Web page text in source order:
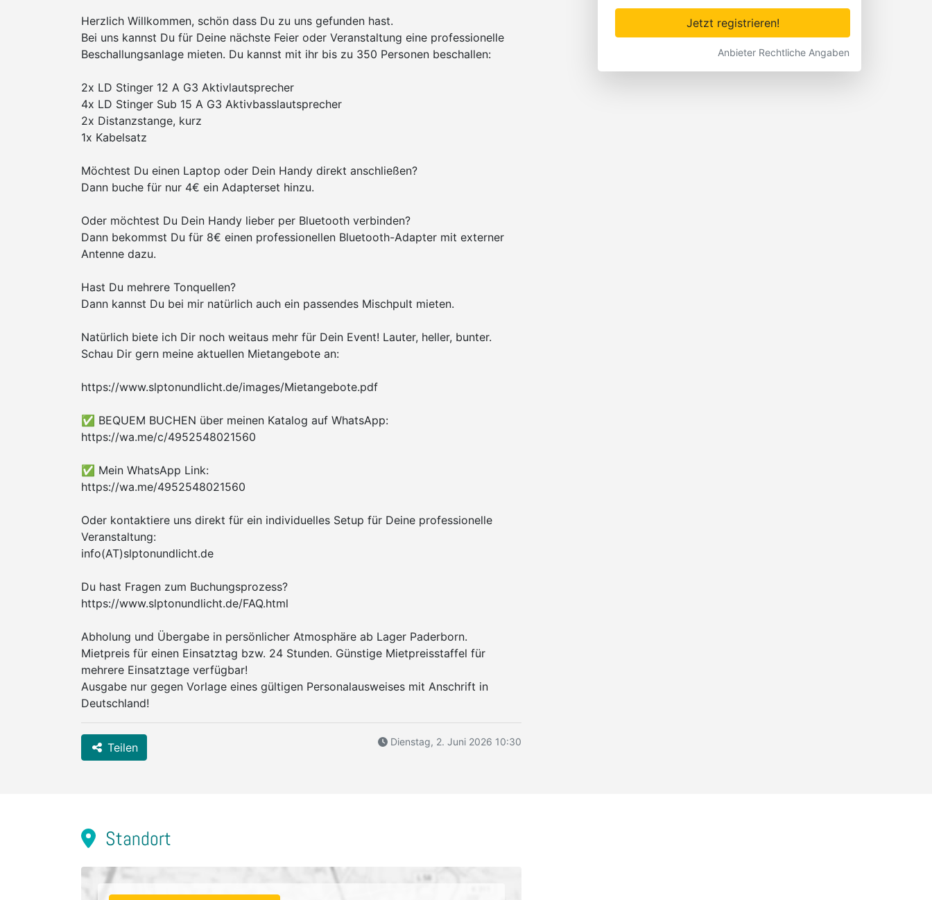
Jetzt registrieren!
Anbieter Rechtliche Angaben
Herzlich Willkommen, schön dass Du zu uns gefunden hast.
Bei uns kannst Du für Deine nächste Feier oder Veranstaltung eine professionelle
Beschallungsanlage mieten. Du kannst mit ihr bis zu 350 Personen beschallen:
2x LD Stinger 12 A G3 Aktivlautsprecher
4x LD Stinger Sub 15 A G3 Aktivbasslautsprecher
2x Distanzstange, kurz
1x Kabelsatz
Möchtest Du einen Laptop oder Dein Handy direkt anschließen?
Dann buche für nur 4€ ein Adapterset hinzu.
Oder möchtest Du Dein Handy lieber per Bluetooth verbinden?
Dann bekommst Du für 8€ einen professionellen Bluetooth-Adapter mit externer
Antenne dazu.
Hast Du mehrere Tonquellen?
Dann kannst Du bei mir natürlich auch ein passendes Mischpult mieten.
Natürlich biete ich Dir noch weitaus mehr für Dein Event! Lauter, heller, bunter.
Schau Dir gern meine aktuellen Mietangebote an:
https://www.slptonundlicht.de/images/Mietangebote.pdf
✅ BEQUEM BUCHEN über meinen Katalog auf WhatsApp:
https://wa.me/c/4952548021560
✅ Mein WhatsApp Link:
https://wa.me/4952548021560
Oder kontaktiere uns direkt für ein individuelles Setup für Deine professionelle
Veranstaltung:
info(AT)slptonundlicht.de
Du hast Fragen zum Buchungsprozess?
https://www.slptonundlicht.de/FAQ.html
Abholung und Übergabe in persönlicher Atmosphäre ab Lager Paderborn.
Mietpreis für einen Einsatztag bzw. 24 Stunden. Günstige Mietpreisstaffel für
mehrere Einsatztage verfügbar!
Ausgabe nur gegen Vorlage eines gültigen Personalausweises mit Anschrift in
Deutschland!
Teilen Dienstag, 2. Juni 2026 10:30
Standort